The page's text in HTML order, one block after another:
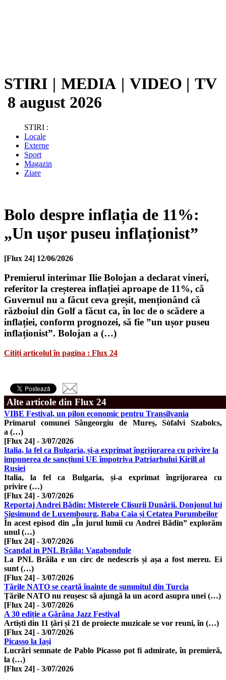
STIRI | MEDIA | VIDEO | TV
8 august 2026
STIRI :
Locale
Externe
Sport
Magazin
Ziare
Bolo despre inflația de 11%:
„Un ușor puseu inflaționist”
[Flux 24] 12/06/2026
Premierul interimar Ilie Bolojan a declarat vineri,
referitor la creșterea inflației aproape de 11%, că
Guvernul nu a făcut ceva greșit, menționând că
războiul din Golf a făcut ca, în loc de o scădere a
inflației, conform prognozei, să fie ”un ușor puseu
inflaționist”. Bolojan a (…)
Citiți articolul în pagina : Flux 24
Alte articole din Flux 24
VIBE Festival, un pilon economic pentru Transilvania
Primarul comunei Sângeorgiu de Mureș, Sófalvi Szabolcs,
a (…)
[Flux 24] - 3/07/2026
Italia, la fel ca Bulgaria, și-a exprimat îngrijorarea cu privire la
impunerea de sancțiuni UE împotriva Patriarhului Kirill al
Rusiei
Italia, la fel ca Bulgaria, și-a exprimat îngrijorarea cu
privire (…)
[Flux 24] - 3/07/2026
Reportaj Andrei Bădin: Misterele Clisurii Dunării. Donjonul lui
Sigsimund de Luxembourg, Baba Caia și Cetatea Porumbeilor
În acest episod din „În jurul lumii cu Andrei Bădin” explorăm
unul (…)
[Flux 24] - 3/07/2026
Scandal in PNL Brăila: Vagabondule
La PNL Brăila e un circ de nedescris și așa a fost mereu. Ei
sunt (…)
[Flux 24] - 3/07/2026
Țările NATO se ceartă înainte de summitul din Turcia
Țările NATO nu reușesc să ajungă la un acord asupra unei (…)
[Flux 24] - 3/07/2026
A 30 ediție a Gărâna Jazz Festival
Artiști din 11 țări și 21 de proiecte muzicale se vor reuni, în (…)
[Flux 24] - 3/07/2026
Picasso la Iași
Lucrări semnate de Pablo Picasso pot fi admirate, în premieră,
la (…)
[Flux 24] - 3/07/2026